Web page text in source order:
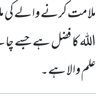
ملامت کرنے والے کی
اللہ کا فضل ہے جسے
علم والا ہے۔